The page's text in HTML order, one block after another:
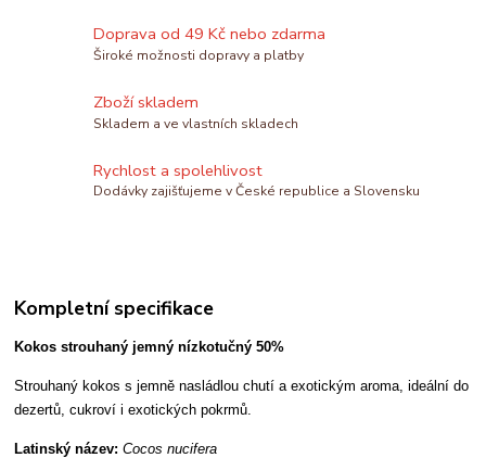
Doprava od 49 Kč nebo zdarma
Široké možnosti dopravy a platby
Zboží skladem
Skladem a ve vlastních skladech
Rychlost a spolehlivost
Dodávky zajišťujeme v České republice a Slovensku
Kompletní specifikace
Kokos strouhaný jemný nízkotučný 50%
Strouhaný kokos s jemně nasládlou chutí a exotickým aroma, ideální do
dezertů, cukroví i exotických pokrmů.
Latinský název: Cocos nucifera